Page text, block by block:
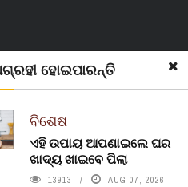
ହୋଇପାରନ୍ତି
ବିଶେଷ
ଏହି ଉପାୟ ଆପଣାଇଲେ ଘର
ଖାଦ୍ୟ ଖାଇବେ ପିଲା
13913 AUG 07, 2026